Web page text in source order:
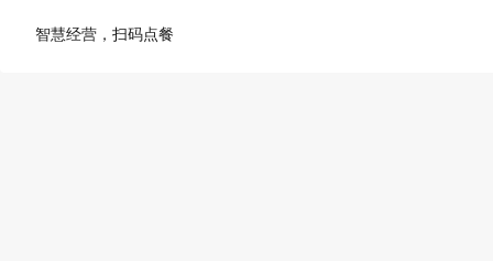
智慧经营，扫码点餐